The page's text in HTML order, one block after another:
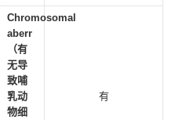
Chromosomal
aberr
（有
无导
致哺
乳动
物细
有